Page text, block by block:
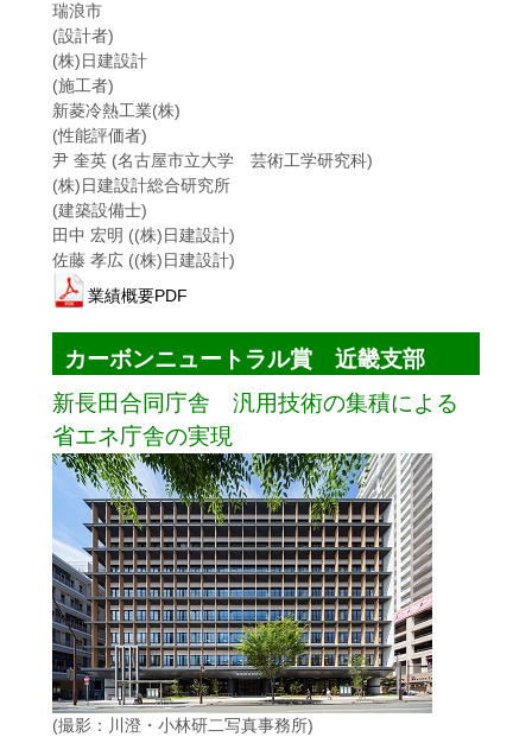
瑞浪市
(設計者)
(株)日建設計
(施工者)
新菱冷熱工業(株)
(性能評価者)
尹 奎英 (名古屋市立大学 芸術工学研究科)
(株)日建設計総合研究所
(建築設備士)
田中 宏明 ((株)日建設計)
佐藤 孝広 ((株)日建設計)
業績概要PDF
カーボンニュートラル賞 近畿支部
新長田合同庁舎 汎用技術の集積による
省エネ庁舎の実現
(撮影：川澄・小林研二写真事務所)